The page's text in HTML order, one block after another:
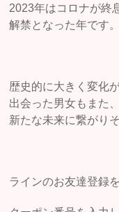
2023年はコロナが終
解禁となった年です。
歴史的に大きく変化
出会った男女もまた、
新たな未来に繋がり
ラインのお友達登録